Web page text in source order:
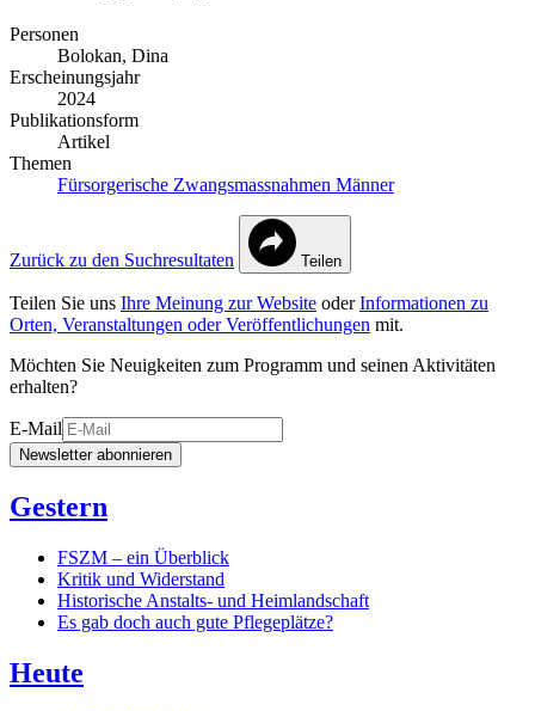
Personen
Bolokan, Dina
Erscheinungsjahr
2024
Publikationsform
Artikel
Themen
Fürsorgerische Zwangsmassnahmen Männer
Zurück zu den Suchresultaten Teilen
Teilen Sie uns Ihre Meinung zur Website oderInformationen zu
Orten, Veranstaltungen oder Veröffentlichungen mit.
Möchten Sie Neuigkeiten zum Programm und seinen Aktivitäten
erhalten?
E-Mail
Newsletter abonnieren
Gestern
FSZM – ein Überblick
Kritik und Widerstand
Historische Anstalts- und Heimlandschaft
Es gab doch auch gute Pflegeplätze?
Heute